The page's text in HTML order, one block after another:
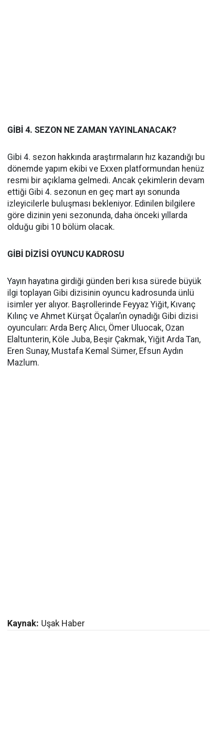
GİBİ 4. SEZON NE ZAMAN YAYINLANACAK?
Gibi 4. sezon hakkında araştırmaların hız kazandığı bu
dönemde yapım ekibi ve Exxen platformundan henüz
resmi bir açıklama gelmedi. Ancak çekimlerin devam
ettiği Gibi 4. sezonun en geç mart ayı sonunda
izleyicilerle buluşması bekleniyor. Edinilen bilgilere
göre dizinin yeni sezonunda, daha önceki yıllarda
olduğu gibi 10 bölüm olacak.
GİBİ DİZİSİ OYUNCU KADROSU
Yayın hayatına girdiği günden beri kısa sürede büyük
ilgi toplayan Gibi dizisinin oyuncu kadrosunda ünlü
isimler yer alıyor. Başrollerinde Feyyaz Yiğit, Kıvanç
Kılınç ve Ahmet Kürşat Öçalan’ın oynadığı Gibi dizisi
oyuncuları: Arda Berç Alıcı, Ömer Uluocak, Ozan
Elaltunterin, Köle Juba, Beşir Çakmak, Yiğit Arda Tan,
Eren Sunay, Mustafa Kemal Sümer, Efsun Aydın
Mazlum.
Kaynak: Uşak Haber